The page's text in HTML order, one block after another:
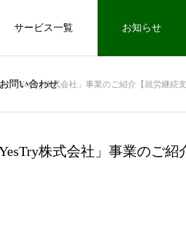
サービス一覧 お知らせ
お問い合わせ
社「YesTry株式会社」事業のご紹介【就労継続
株式会社」事業のご